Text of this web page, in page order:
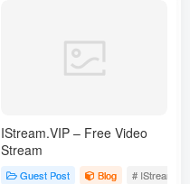
IStream.VIP – Free Video
Stream
Guest Post Blog # IStream